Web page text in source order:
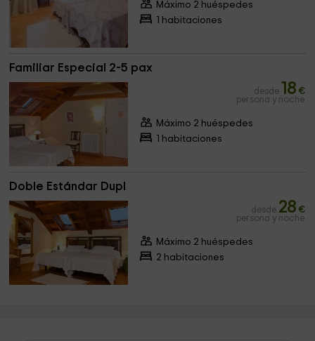
Máximo 2 huéspedes
1 habitaciones
Familiar Especial 2-5 pax
desde 18 €
persona y noche
Máximo 2 huéspedes
1 habitaciones
Doble Estándar Dupl
desde 28 €
persona y noche
Máximo 2 huéspedes
2 habitaciones